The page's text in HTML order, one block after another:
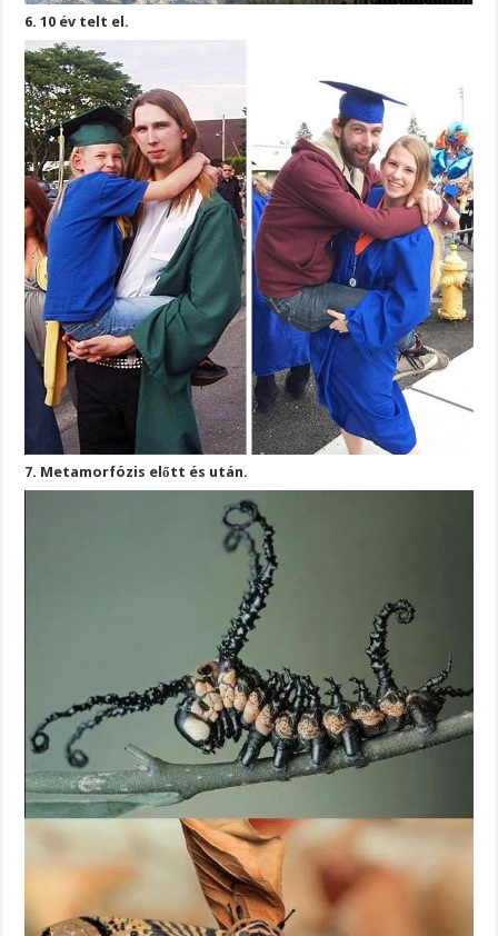
6. 10 év telt el.
7. Metamorfózis előtt és után.